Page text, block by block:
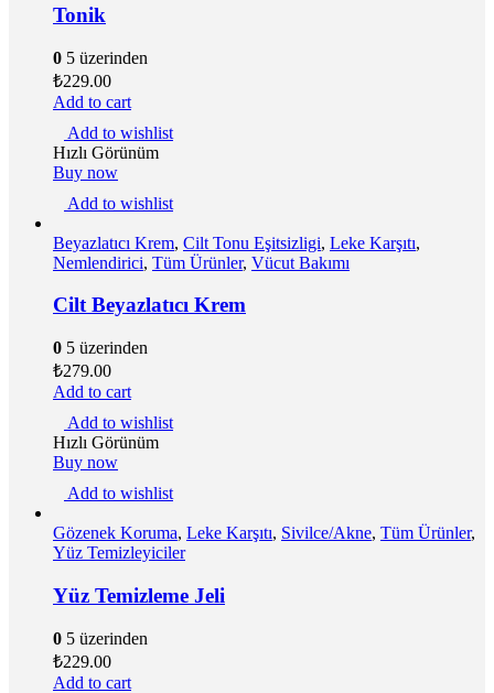
Tonik
0 5 üzerinden
₺229.00
Add to cart
Add to wishlist
Hızlı Görünüm
Buy now
Add to wishlist
Beyazlatıcı Krem, Cilt Tonu Eşitsizligi, Leke Karşıtı,
Nemlendirici, Tüm Ürünler, Vücut Bakımı
Cilt Beyazlatıcı Krem
0 5 üzerinden
₺279.00
Add to cart
Add to wishlist
Hızlı Görünüm
Buy now
Add to wishlist
Gözenek Koruma, Leke Karşıtı, Sivilce/Akne, Tüm Ürünler,
Yüz Temizleyiciler
Yüz Temizleme Jeli
0 5 üzerinden
₺229.00
Add to cart